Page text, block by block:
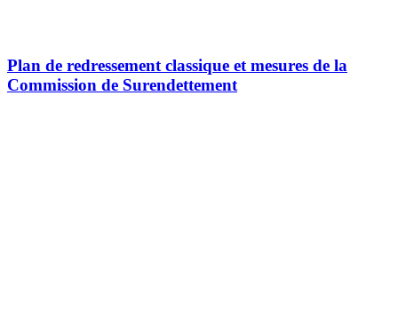
Plan de redressement classique et mesures de la
Commission de Surendettement